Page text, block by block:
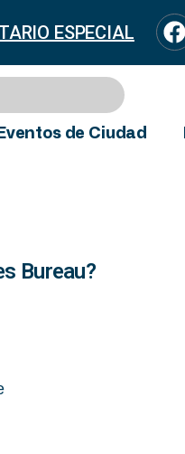
ESPECIAL
Eventos de Ciudad
Bureau?